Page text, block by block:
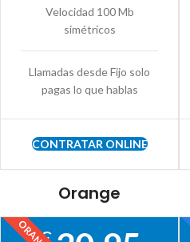
Velocidad 100 Mb
simétricos
Llamadas desde Fijo solo
pagas lo que hablas
CONTRATAR ONLINE
Orange